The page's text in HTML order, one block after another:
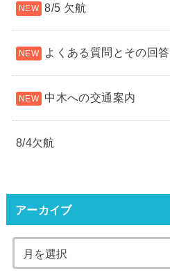
8/5 欠航
よくある質問とその回答
中木への交通案内
8/4欠航
アーカイブ